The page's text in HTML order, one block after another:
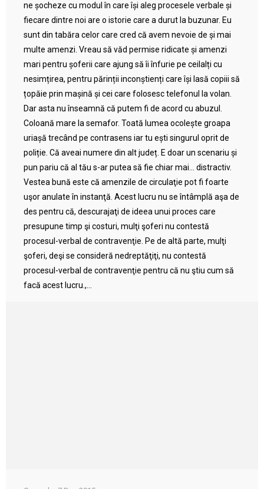
ne șocheze cu modul în care își aleg procesele verbale și
fiecare dintre noi are o istorie care a durut la buzunar. Eu
sunt din tabăra celor care cred că avem nevoie de și mai
multe amenzi. Vreau să văd permise ridicate și amenzi
mari pentru șoferii care ajung să îi înfurie pe ceilalți cu
nesimțirea, pentru părinții inconștienți care își lasă copiii să
țopăie prin mașină și cei care folosesc telefonul la volan.
Dar asta nu înseamnă că putem fi de acord cu abuzul.
Coloană mare la semafor. Toată lumea ocolește groapa
uriașă trecând pe contrasens iar tu ești singurul oprit de
poliție. Că aveai numere din alt județ. E doar un scenariu și
pun pariu că al tău s-ar putea să fie chiar mai… distractiv.
Vestea bună este că amenzile de circulaţie pot fi foarte
uşor anulate în instanţă. Acest lucru nu se întâmplă aşa de
des pentru că, descurajaţi de ideea unui proces care
presupune timp şi costuri, mulţi şoferi nu contestă
procesul-verbal de contravenţie. Pe de altă parte, mulţi
şoferi, deşi se consideră nedreptăţiţi, nu contestă
procesul-verbal de contravenţie pentru că nu ştiu cum să
facă acest lucru.,...